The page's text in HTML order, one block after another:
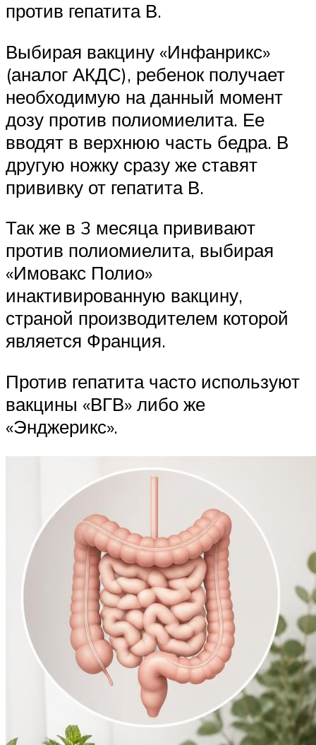
против гепатита В.
Выбирая вакцину «Инфанрикс»
(аналог АКДС), ребенок получает
необходимую на данный момент
дозу против полиомиелита. Ее
вводят в верхнюю часть бедра. В
другую ножку сразу же ставят
прививку от гепатита В.
Так же в 3 месяца прививают
против полиомиелита, выбирая
«Имовакс Полио»
инактивированную вакцину,
страной производителем которой
является Франция.
Против гепатита часто используют
вакцины «ВГВ» либо же
«Энджерикс».